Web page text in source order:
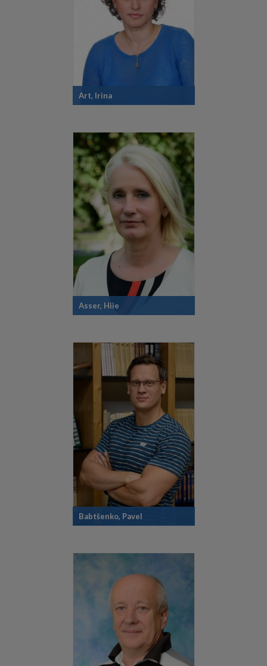
Art, Irina
Asser, Hiie
Babtšenko, Pavel